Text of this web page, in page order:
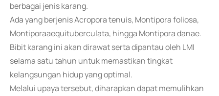
berbagai jenis karang.
Ada yang berjenis Acropora tenuis, Montipora foliosa,
Montiporaaequituberculata, hingga Montipora danae.
Bibit karang ini akan dirawat serta dipantau oleh LMI
selama satu tahun untuk memastikan tingkat
kelangsungan hidup yang optimal.
Melalui upaya tersebut, diharapkan dapat memulihkan